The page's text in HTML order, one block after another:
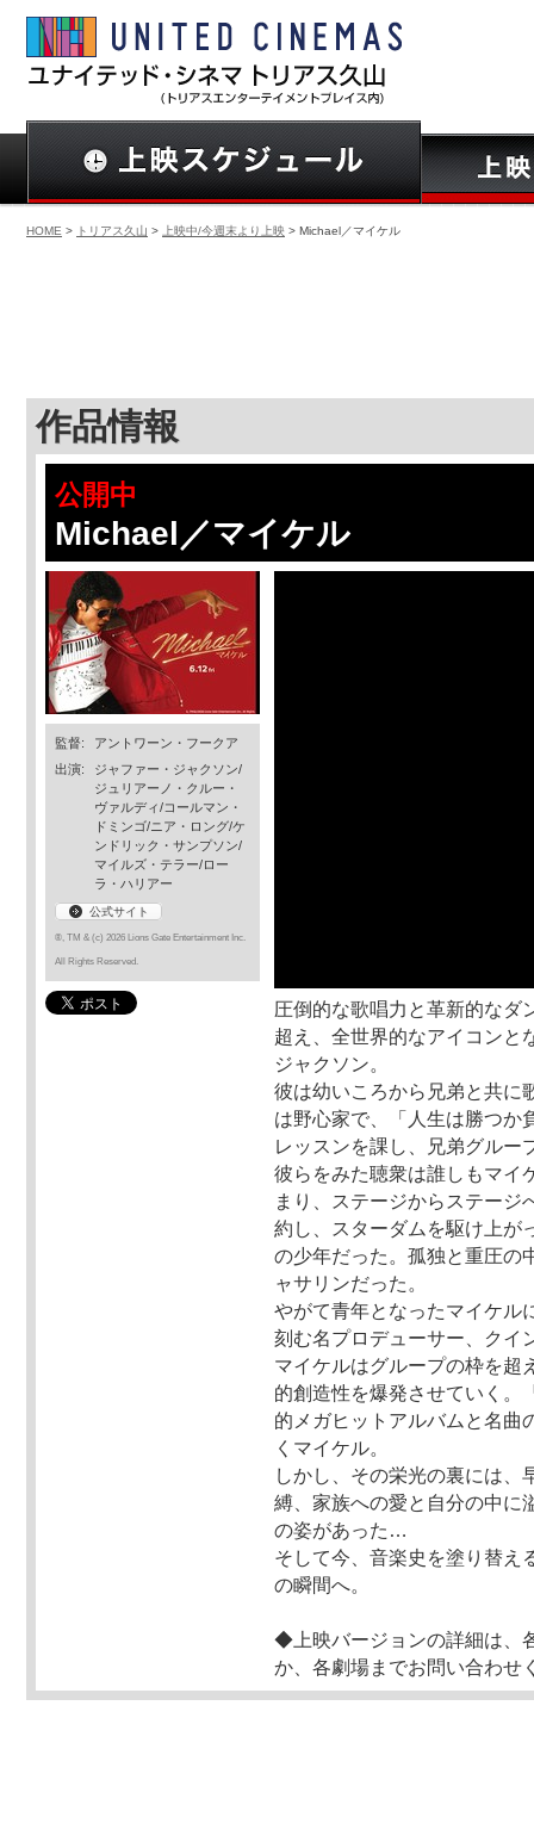
HOME > トリアス久山 > 上映中/今週末より上映 > Michael／マイケル
作品情報
公開中
Michael／マイケル
監督:
アントワーン・フークア
出演:
ジャファー・ジャクソン/
ジュリアーノ・クルー・
ヴァルディ/コールマン・
ドミンゴ/ニア・ロング/ケ
ンドリック・サンプソン/
マイルズ・テラー/ロー
ラ・ハリアー
公式サイト
®, TM & (c) 2026 Lions Gate Entertainment Inc.
All Rights Reserved.
圧倒的な歌唱力と革新的なダ
超え、全世界的なアイコンと
ジャクソン。
彼は幼いころから兄弟と共に
は野心家で、「人生は勝つか
レッスンを課し、兄弟グルー
彼らをみた聴衆は誰しもマイ
まり、ステージからステージ
約し、スターダムを駆け上が
の少年だった。孤独と重圧の
ャサリンだった。
やがて青年となったマイケル
刻む名プロデューサー、クイ
マイケルはグループの枠を超
的創造性を爆発させていく。
的メガヒットアルバムと名曲
くマイケル。
しかし、その栄光の裏には、
縛、家族への愛と自分の中に
の姿があった…
そして今、音楽史を塗り替
の瞬間へ。
◆上映バージョンの詳細は、
か、各劇場までお問い合わせ